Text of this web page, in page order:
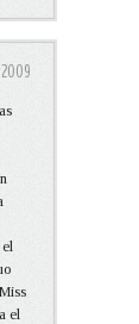
el
el